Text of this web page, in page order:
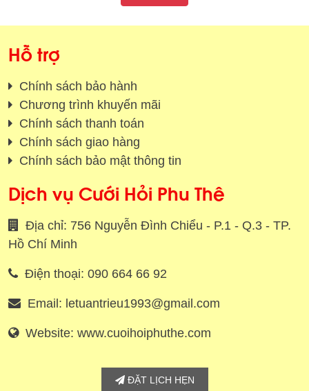
Hỗ trợ
Chính sách bảo hành
Chương trình khuyến mãi
Chính sách thanh toán
Chính sách giao hàng
Chính sách bảo mật thông tin
Dịch vụ Cưới Hỏi Phu Thê
Địa chỉ: 756 Nguyễn Đình Chiểu - P.1 - Q.3 - TP.
Hồ Chí Minh
Điện thoại: 090 664 66 92
Email: letuantrieu1993@gmail.com
Website: www.cuoihoiphuthe.com
ĐẶT LỊCH HẸN